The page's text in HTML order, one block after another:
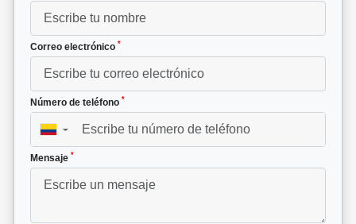
Correo electrónico *
Número de teléfono *
▼
Mensaje *